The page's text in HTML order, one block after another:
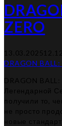
ZERO
13.03.2025
DRAGON
DRAGON
Легендарной
получили то,
не просто
новые